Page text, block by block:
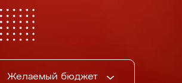
Желаемый бюджет